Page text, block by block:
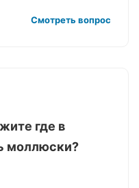
Смотреть вопрос
где в
моллюски?